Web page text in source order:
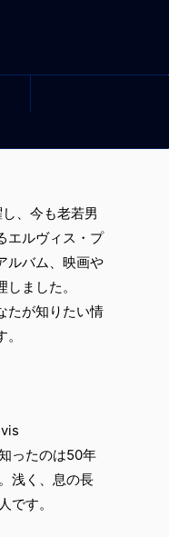
、今も老若男
エルヴィス・プ
ルバム、映画や
ました。
たが知りたい情
ったのは50年
浅く、息の長
です。